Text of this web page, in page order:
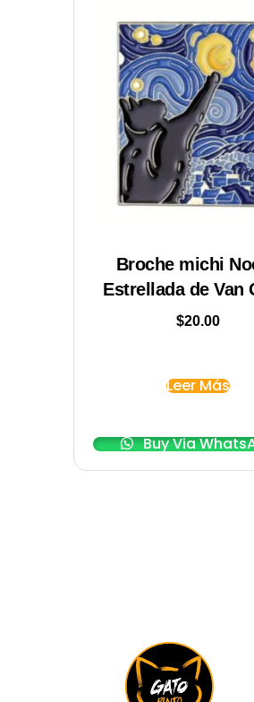
Broche michi
Estrellada de Van
$20.00
Leer Más
Buy Via